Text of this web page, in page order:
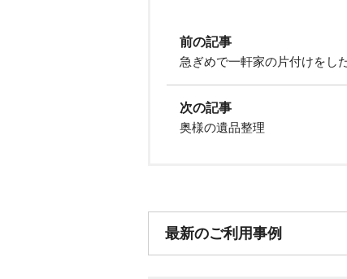
前の記事
急ぎめで一軒家の片付けをし
次の記事
奥様の遺品整理
最新のご利用事例